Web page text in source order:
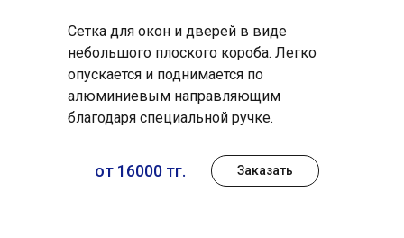
от 16000 тг. Заказать
Сетка для окон и дверей в виде
небольшого плоского короба. Легко
опускается и поднимается по
алюминиевым направляющим
благодаря специальной ручке.